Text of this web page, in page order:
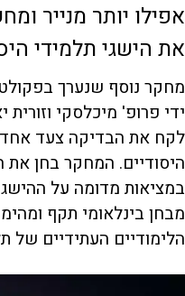
את הישגי תלמידי
מחקר נוסף שנערך
ידי פרופ' מיכלסקי
לקח את הבדיקה צעד
היסודיים. המחקר בחן
מבחן בינלאומי תקף
הלימודיים העתידיים של